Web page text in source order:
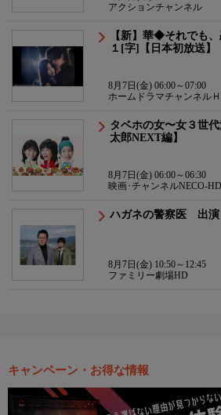
アクションチャンネル
【新】華◆それでも
１[字]【日本初放送】
8月7日(金) 06:00～07:00
ホームドラマチャンネル
タベホの女〜女３世
太郎NEXT編】
8月7日(金) 06:00～06:30
映画･チャンネルNECO-HD
ハガネの警察医 出
8月7日(金) 10:50～12:45
ファミリー劇場HD
キャンペーン・お得な情報